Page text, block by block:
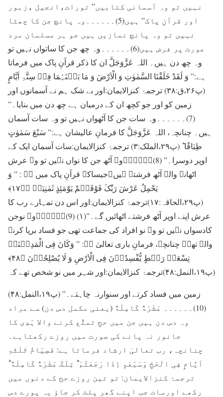
نہیں تو وہ آسمانی کتابیں” تورات،انجیل ،زبور
اور قرآنِ پاک” ہیں(5)۔۔۔۔۔۔وہ پانچ جن کا چھٹا
نہیں تو وہ پانچ نمازیں ہیں جو ہر مسلمان مرد
عورت پر فرض ہیں(6)۔۔۔۔۔۔وہ چھ جن کا ساتواں نہیں تو
وہ چھ دن ہیں۔ اللہ عَزَّوَجَلَّ ان کا ذکر قرآنِ پاک میں فرماتا
ہے:” وَ لَقَدْ خَلَقْنَا السَّمٰوٰتِ وَ الْاَرْضَ وَ مَا بَیۡنَہُمَا فِیۡ سِتَّۃِ اَیَّامٍ
(پ۲۶،ق:۳۸) ترجمۂ کنزالایمان:اور بے شک ہم نے آسمانوں اور
زمین کو اور جو کچھ ان کے درمیان ہے چھ دن میں بنایا۔”
(7)۔۔۔۔۔۔وہ سات جن کا آٹھواں نہیں تو وہ سات آسمان
ہیں۔ چنانچہ، اللہ عَزَّوَجَلَّ کا فرمانِ عالیشان ہے:” سَبْعَ سَمٰوٰتٍ
طِبَاقًا ؕ (پ۲۹،الملک:۳) ترجمۂ کنزالایمان:سات آسمان ایک کے
اوپر دوسرا۔” (8)۔۔۔۔۔۔وہ آٹھ جن کا نواں نہیں تو وہ عرش
اٹھانے والے آٹھ فرشتے ہیں۔جیساکہ قرآنِ پاک میں ہے : ” وَ
یَحْمِلُ عَرْشَ رَبِّکَ فَوْقَہُمْ یَوْمَئِذٍ ثَمٰنِیَۃٌ ﴿ؕ۱۷﴾
(پ۲۹،الحاقہ:۱۷)ترجمۂ کنزالایمان:اور اس دن تمہارے رب کا
عرش اپنے اوپر آٹھ فرشتے اٹھائیں گے۔”(۱) (9)۔۔۔۔۔۔وہ نوجن
کادسواں نہیں تو وہ نو افراد کی جماعت تھی جو فساد برپا کرنے
والے تھے۔ چنانچہ، فرمانِ باری تعالیٰ ہے: ” وَکَانَ فِی الْمَدِیۡنَۃِ
تِسْعَۃُ رَہۡطٍ یُّفْسِدُوۡنَ فِی الْاَرْضِ وَ لَا یُصْلِحُوۡنَ ﴿۴۸﴾
(پ۱۹،النمل:۴۸)ترجمۂ کنزالایمان:اور شہر میں نو شخص تھے کہ
زمین میں فساد کرتے اور سنوارنہ چاہتے۔” (پ۱۹،النمل:۴۸)
(10)۔۔۔۔۔۔ عَشَرَۃٌ کَامِلَۃٌ (یعنی مکمل دس دن) سے مراد
وہ دس دن ہیں جن میں حجِ تمتُّع کرنے والا ہَدِی کا
جانور نہ پانے کی صورت میں روزے رکھتاہے۔
چنانچہ، رب تعالیٰ ارشاد فرماتا ہے: فَصِیَامُ ثَلٰثَۃِ
اَیَّامٍ فِی الْحَجِّ وَسَبْعَۃٍ اِذَا رَجَعْتُمْ ؕ تِلْکَ عَشَرَۃٌ کَامِلَۃٌ ؕ
ترجمۂ کنزالایمان: تو تین روزے حج کے دنوں میں
رکھے اورسات جب اپنے گھر پلٹ کر جاؤ یہ پورے دس